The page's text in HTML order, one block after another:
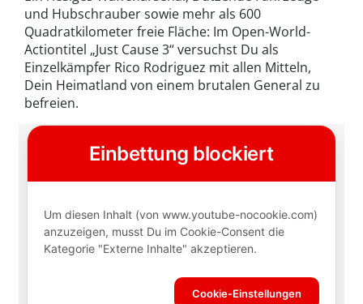
und Hubschrauber sowie mehr als 600
Quadratkilometer freie Fläche: Im Open-World-
Actiontitel „Just Cause 3“ versuchst Du als
Einzelkämpfer Rico Rodriguez mit allen Mitteln,
Dein Heimatland von einem brutalen General zu
befreien.